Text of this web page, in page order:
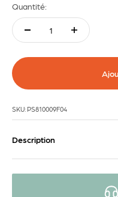
Quantité:
SKU: PS810009F04
Description